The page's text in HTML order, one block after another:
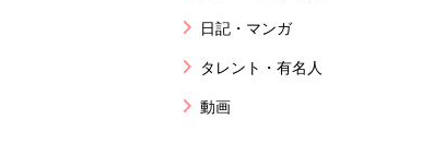
日記・マンガ
タレント・有名人
動画